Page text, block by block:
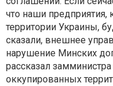
что наши предприятия,
территории Украины,
сказали, внешнее
нарушение Минских
рассказал
оккупированных